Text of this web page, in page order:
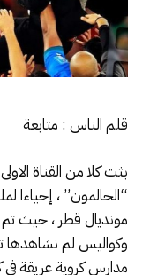
قلم الناس : متابعة
بثت كلا من القناة
“الحالمون” ، إحياءا
مونديال قطر ، حيث تم
وكواليس لم نشاهدها
مدارس كروية عريقة في